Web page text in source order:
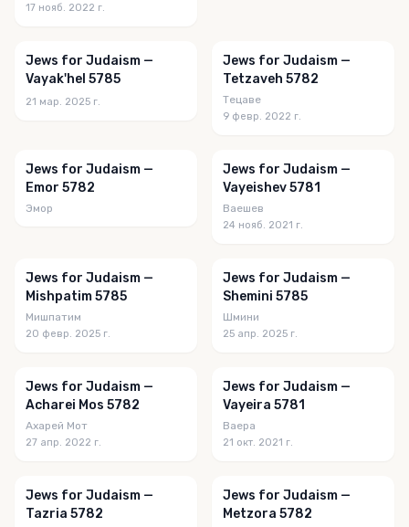
17 нояб. 2022 г.
Jews for Judaism —
Vayak'hel 5785
21 мар. 2025 г.
Jews for Judaism —
Tetzaveh 5782
Тецаве
9 февр. 2022 г.
Jews for Judaism —
Emor 5782
Эмор
Jews for Judaism —
Vayeishev 5781
Ваешев
24 нояб. 2021 г.
Jews for Judaism —
Mishpatim 5785
Мишпатим
20 февр. 2025 г.
Jews for Judaism —
Shemini 5785
Шмини
25 апр. 2025 г.
Jews for Judaism —
Acharei Mos 5782
Ахарей Мот
27 апр. 2022 г.
Jews for Judaism —
Vayeira 5781
Ваера
21 окт. 2021 г.
Jews for Judaism —
Tazria 5782
Jews for Judaism —
Metzora 5782